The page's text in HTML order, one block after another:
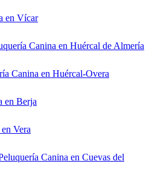
en Vícar
Canina en Huércal de Almería
Canina en Huércal-Overa
en Berja
Vera
Canina en Cuevas del